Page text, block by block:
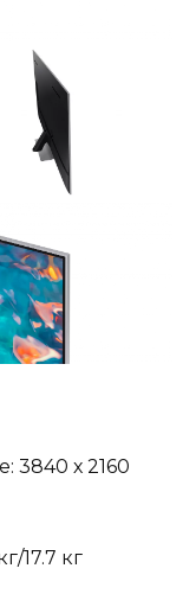
3840 х 2160
17.7 кг